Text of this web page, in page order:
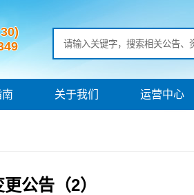
关于我们 运营中心
公告（2）